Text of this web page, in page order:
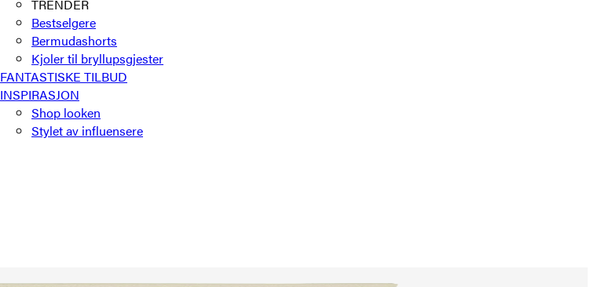
TRENDER
Bestselgere
Bermudashorts
Kjoler til bryllupsgjester
FANTASTISKE TILBUD
INSPIRASJON
Shop looken
Stylet av influensere